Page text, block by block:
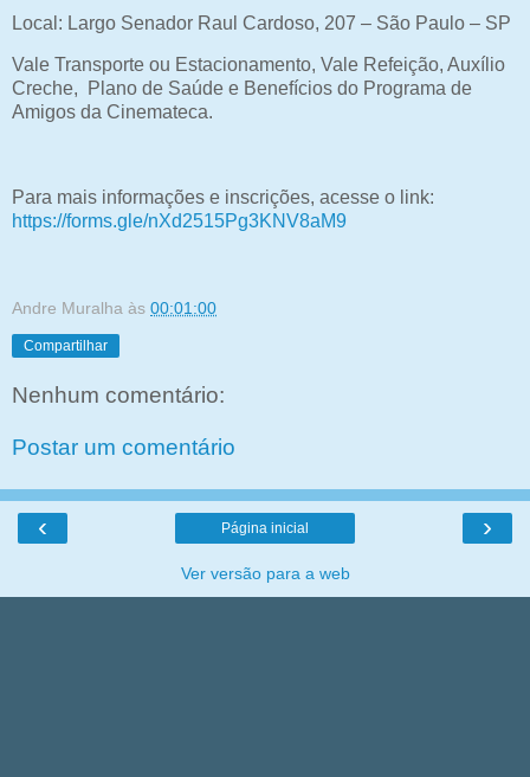
Local: Largo Senador Raul Cardoso, 207 – São Paulo – SP
Vale Transporte ou Estacionamento, Vale Refeição, Auxílio
Creche, Plano de Saúde e Benefícios do Programa de
Amigos da Cinemateca.
Para mais informações e inscrições, acesse o link:
https://forms.gle/nXd2515Pg3KNV8aM9
Andre Muralha às 00:01:00
Compartilhar
Nenhum comentário:
Postar um comentário
‹ ›
Página inicial
Ver versão para a web